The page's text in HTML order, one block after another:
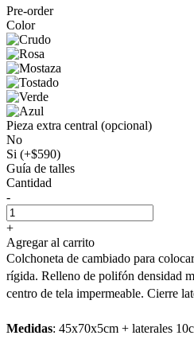
Pre-order
Color
Pieza extra central (opcional)
No
Si (+$590)
Guía de talles
Cantidad
-
+
Agregar al carrito
Colchoneta de cambiado para
rígida. Relleno de polifón densidad
centro de tela impermeable. Cierre
Medidas: 45x70x5cm + laterales